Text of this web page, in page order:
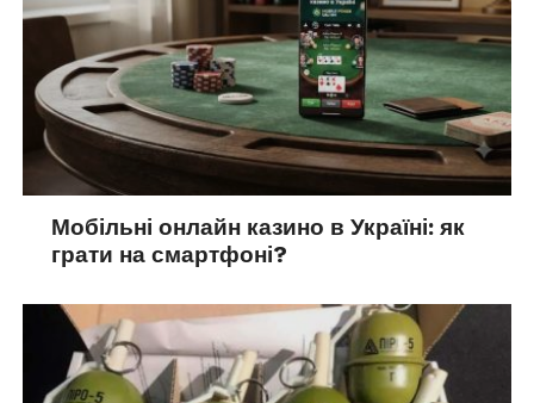
Мобільні онлайн казино в Україні: як
грати на смартфоні?